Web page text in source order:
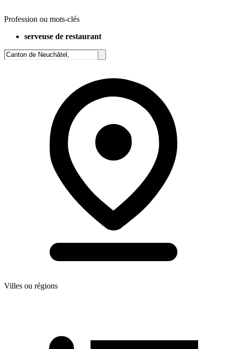
Profession ou mots-clés
serveuse de restaurant
Villes ou régions